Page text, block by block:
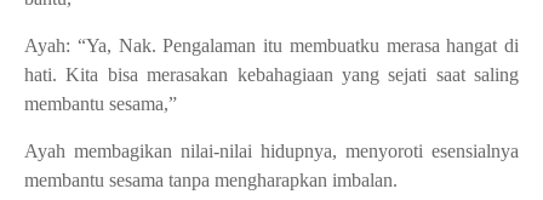
Ayah: “Ya, Nak. Pengalaman itu membuatku merasa hangat di
hati. Kita bisa merasakan kebahagiaan yang sejati saat saling
membantu sesama,”
Ayah membagikan nilai-nilai hidupnya, menyoroti esensialnya
membantu sesama tanpa mengharapkan imbalan.